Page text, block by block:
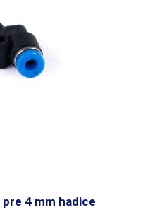
4 mm hadice